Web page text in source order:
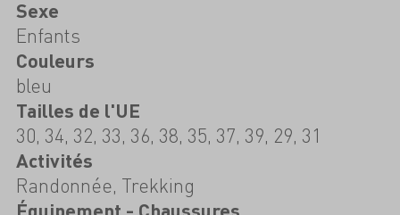
Sexe
Enfants
Couleurs
bleu
Tailles de l'UE
30, 34, 32, 33, 36, 38, 35, 37, 39, 29, 31
Activités
Randonnée, Trekking